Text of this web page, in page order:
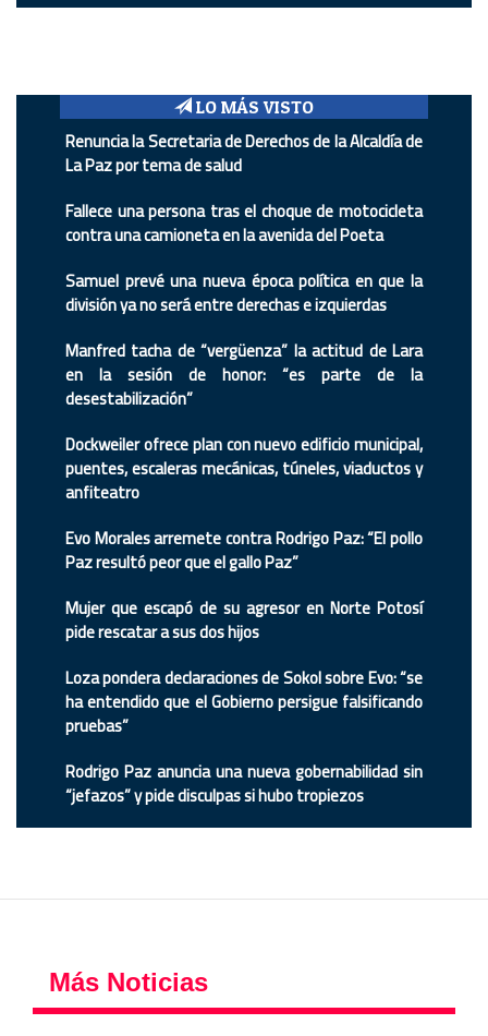
LO MÁS VISTO
Renuncia la Secretaria de Derechos de la Alcaldía de
La Paz por tema de salud
Fallece una persona tras el choque de motocicleta
contra una camioneta en la avenida del Poeta
Samuel prevé una nueva época política en que la
división ya no será entre derechas e izquierdas
Manfred tacha de “vergüenza” la actitud de Lara
en la sesión de honor: “es parte de la
desestabilización”
Dockweiler ofrece plan con nuevo edificio municipal,
puentes, escaleras mecánicas, túneles, viaductos y
anfiteatro
Evo Morales arremete contra Rodrigo Paz: “El pollo
Paz resultó peor que el gallo Paz”
Mujer que escapó de su agresor en Norte Potosí
pide rescatar a sus dos hijos
Loza pondera declaraciones de Sokol sobre Evo: “se
ha entendido que el Gobierno persigue falsificando
pruebas”
Rodrigo Paz anuncia una nueva gobernabilidad sin
“jefazos” y pide disculpas si hubo tropiezos
Más Noticias